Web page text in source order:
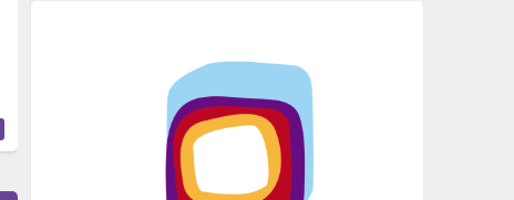
Crímenes del franquismo
(721)
(699)
(607)